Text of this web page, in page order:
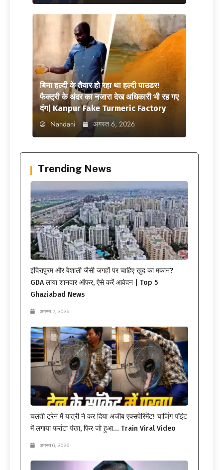
बिना हल्दी के तैयार हो रहा था हल्दी पाउडर!
फैक्ट्री के अंदर का नजारा देख अधिकारी भी रह गए
दंग| Kanpur Fake Turmeric Factory
Nandani अगस्त 6, 2026
Trending News
इंदिरापुरम और वैशाली जैसी जगहों पर चाहिए खुद का मकान?
GDA लाया शानदार ऑफर, ऐसे करें आवेदन | Top 5
Ghaziabad News
अगस्त 7, 2026
चलती ट्रेन में यात्री ने कर दिया अजीब एक्सपेरिमेंट! चार्जिंग पॉइंट
में लगाया फर्राटा पंखा, फिर जो हुआ… Train Viral Video
अगस्त 6, 2026